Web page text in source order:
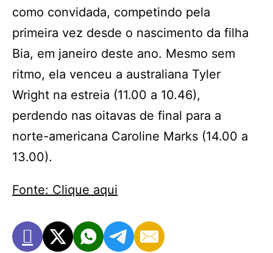
como convidada, competindo pela
primeira vez desde o nascimento da filha
Bia, em janeiro deste ano. Mesmo sem
ritmo, ela venceu a australiana Tyler
Wright na estreia (11.00 a 10.46),
perdendo nas oitavas de final para a
norte-americana Caroline Marks (14.00 a
13.00).
Fonte: Clique aqui